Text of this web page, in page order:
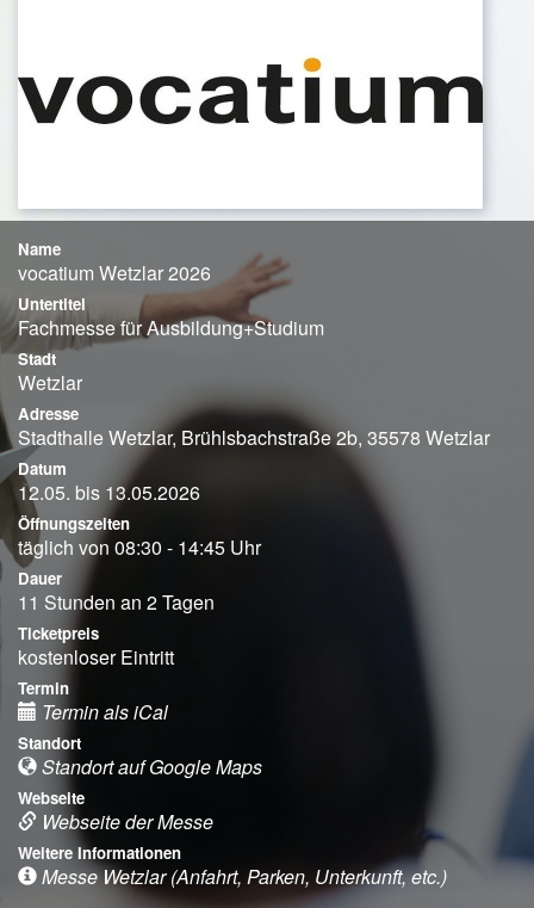
Name
vocatium Wetzlar 2026
Untertitel
Fachmesse für Ausbildung+Studium
Stadt
Wetzlar
Adresse
Stadthalle Wetzlar, Brühlsbachstraße 2b, 35578 Wetzlar
Datum
12.05. bis 13.05.2026
Öffnungszeiten
täglich von 08:30 - 14:45 Uhr
Dauer
11 Stunden an 2 Tagen
Ticketpreis
kostenloser Eintritt
Termin
Termin als iCal
Standort
Standort auf Google Maps
Webseite
Webseite der Messe
Weitere Informationen
Messe Wetzlar (Anfahrt, Parken, Unterkunft, etc.)